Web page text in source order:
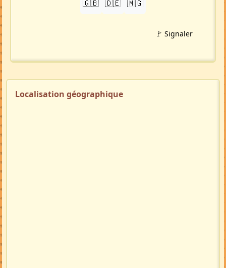
🇬🇧 🇩🇪 🇲🇬
🚩 Signaler
Localisation géographique